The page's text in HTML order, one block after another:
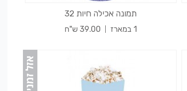
תמונה אכילה חיות 32
1 במארז 39.00 ש"ח